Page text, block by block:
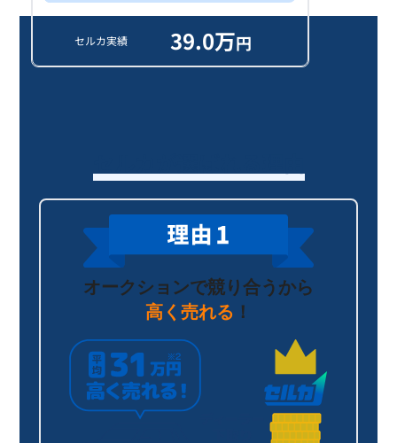
セルカ実績 39.0万円
オークションで競り合うから
高く売れる ！